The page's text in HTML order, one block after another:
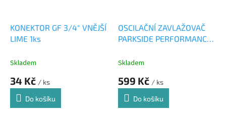
KONEKTOR GF 3/4" VNĚJŠÍ
LIME 1ks
Skladem
34 Kč / ks
Do košíku
OSCILAČNÍ ZAVLAŽOVAČ
PARKSIDE PERFORMANCE
Skladem
599 Kč / ks
Do košíku